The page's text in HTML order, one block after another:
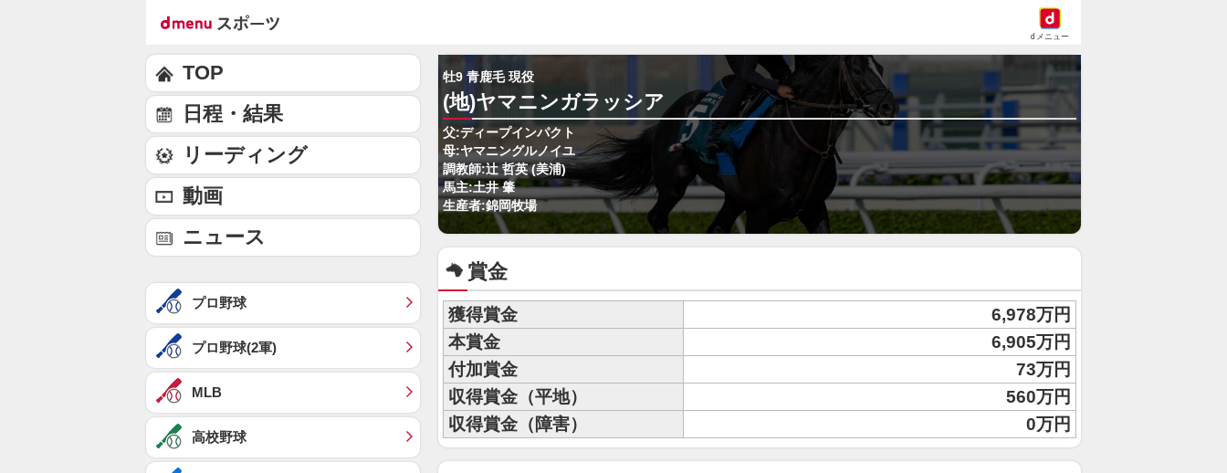
dメニュー
牡9 青鹿毛 現役
(地)ヤマニンガラッシア
父:ディープインパクト
母:ヤマニングルノイユ
調教師:辻 哲英 (美浦)
馬主:土井 肇
生産者:錦岡牧場
賞金
獲得賞金
6,978万円
本賞金
6,905万円
付加賞金
73万円
収得賞金（平地）
560万円
収得賞金（障害）
0万円
TOP
日程・結果
リーディング
動画
ニュース
プロ野球
プロ野球(2軍)
MLB
高校野球